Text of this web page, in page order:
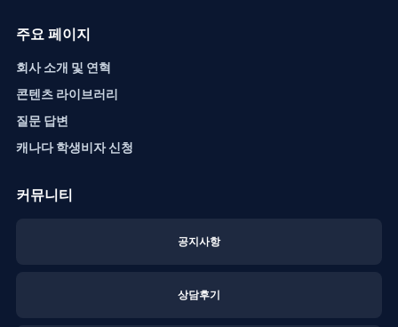
주요 페이지
회사 소개 및 연혁
콘텐츠 라이브러리
질문 답변
캐나다 학생비자 신청
커뮤니티
공지사항
상담후기